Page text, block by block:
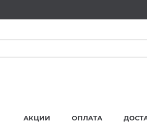
АКЦИИ ОПЛАТА